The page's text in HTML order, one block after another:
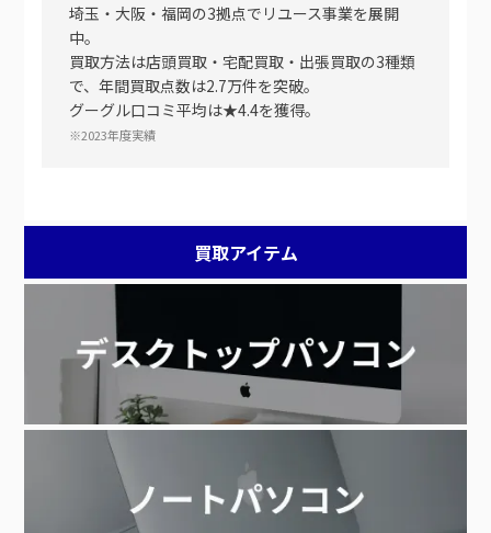
埼玉・大阪・福岡の3拠点でリユース事業を展開
中。
買取方法は店頭買取・宅配買取・出張買取の3種類
で、年間買取点数は2.7万件を突破。
グーグル口コミ平均は★4.4を獲得。
※2023年度実績
買取アイテム